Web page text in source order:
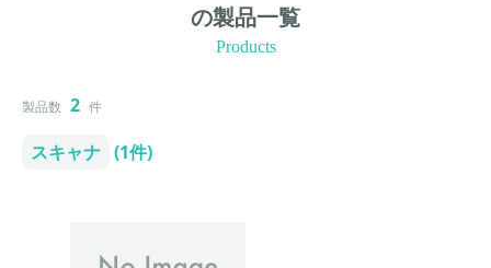
の製品一覧
Products
製品数 2 件
スキャナ (1件)